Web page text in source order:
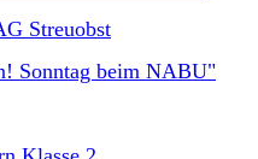
Streuobst
Sonntag beim NABU"